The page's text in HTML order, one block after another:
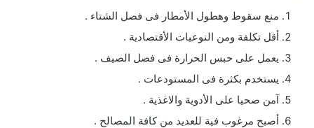
منع سقوط وهطول الأمطار فى فصل الشتاء .
أقل تكلفة ومن النوعيات الأقتصادية .
يعمل على حبس الحرارة فى فصل الصيف .
يستخدم بكثرة فى المستودعات .
آمن صحيا على الأدوية والاغذية .
أصبح مرغوب فية للعديد من كافة المصالح .